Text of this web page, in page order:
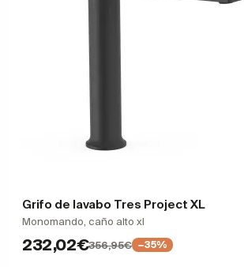
Grifo de lavabo Tres Project XL
Monomando, caño alto xl
232,02€356,95€ −35%